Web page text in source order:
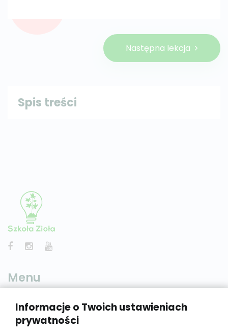
Następna lekcja
Spis treści
Menu
Home
Lekcje
Informacje o Twoich ustawieniach
prywatności